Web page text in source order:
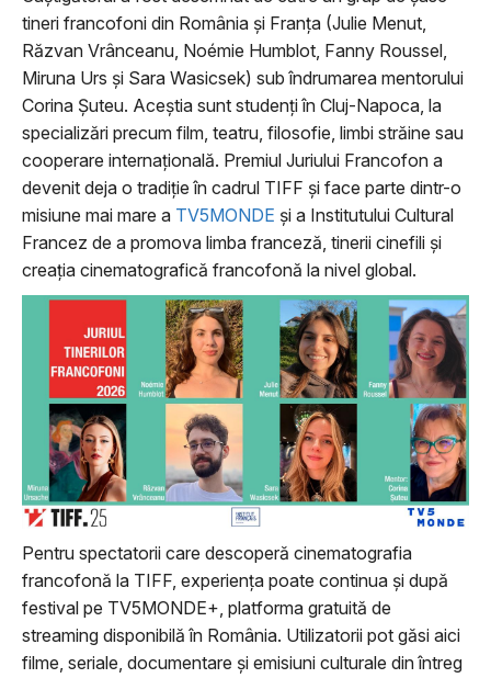
tineri francofoni din România și Franța (Julie Menut,
Răzvan Vrânceanu, Noémie Humblot, Fanny Roussel,
Miruna Urs și Sara Wasicsek) sub îndrumarea mentorului
Corina Șuteu. Aceștia sunt studenți în Cluj-Napoca, la
specializări precum film, teatru, filosofie, limbi străine sau
cooperare internațională. Premiul Juriului Francofon a
devenit deja o tradiție în cadrul TIFF și face parte dintr-o
misiune mai mare a TV5MONDE și a Institutului Cultural
Francez de a promova limba franceză, tinerii cinefili și
creația cinematografică francofonă la nivel global.
Pentru spectatorii care descoperă cinematografia
francofonă la TIFF, experiența poate continua și după
festival pe TV5MONDE+, platforma gratuită de
streaming disponibilă în România. Utilizatorii pot găsi aici
filme, seriale, documentare și emisiuni culturale din întreg